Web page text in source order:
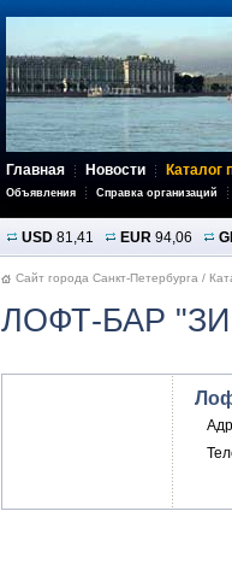
Главная Новости Каталог
Объявления Справка организаций
USD 81,41 EUR 94,06
Сайт города Санкт-Петербурга /
ЛОФТ-БАР